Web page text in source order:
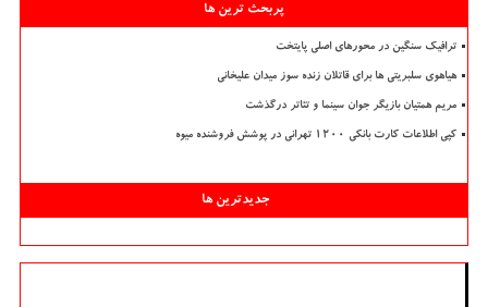
پربحث ترین ها
ترافیک سنگین در محورهای اصلی پایتخت
هیاهوی سلبریتی ها برای قاتلان زنده سوز میدان علیخانی
مریم همتیان بازیگر جوان سینما و تئاتر درگذشت
کپی اطلاعات کارت بانکی ۱۲۰۰ تهرانی در پوشش فروشنده میوه
جدیدترین ها